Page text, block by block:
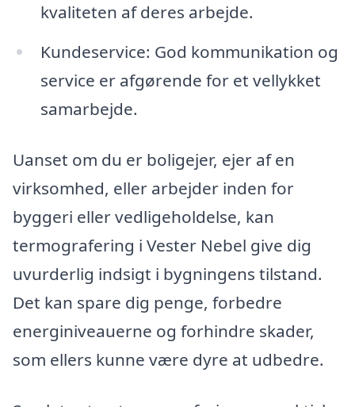
kvaliteten af deres arbejde.
Kundeservice: God kommunikation og
service er afgørende for et vellykket
samarbejde.
Uanset om du er boligejer, ejer af en
virksomhed, eller arbejder inden for
byggeri eller vedligeholdelse, kan
termografering i Vester Nebel give dig
uvurderlig indsigt i bygningens tilstand.
Det kan spare dig penge, forbedre
energiniveauerne og forhindre skader,
som ellers kunne være dyre at udbedre.